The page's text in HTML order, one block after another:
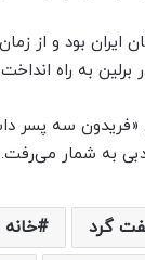
ایران بود و از
به راه
سه پسر
به شمار می‌رفت.
گرد